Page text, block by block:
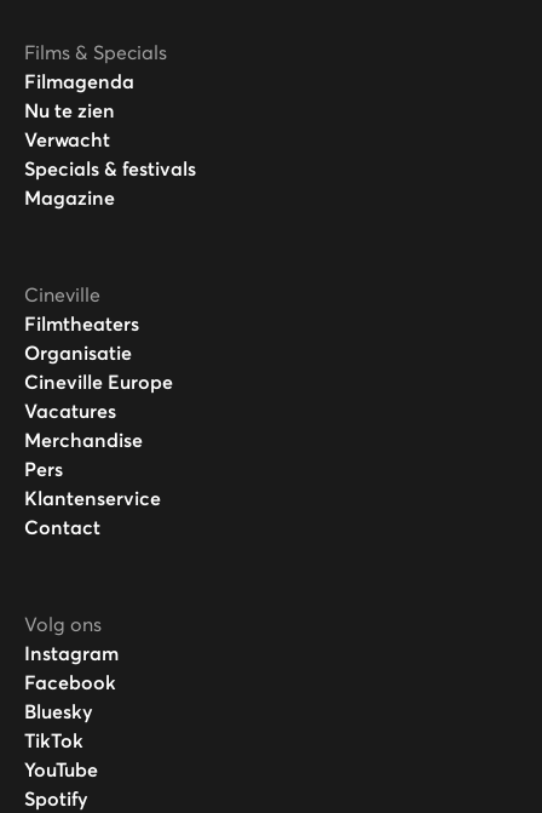
Films & Specials
Filmagenda
Nu te zien
Verwacht
Specials & festivals
Magazine
Cineville
Filmtheaters
Organisatie
Cineville Europe
Vacatures
Merchandise
Pers
Klantenservice
Contact
Volg ons
Instagram
Facebook
Bluesky
TikTok
YouTube
Spotify